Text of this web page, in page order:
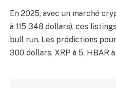
En 2025, avec un marché
à 115 348 dollars), ces
bull run. Les prédictions pour
300 dollars, XRP à 5, HBAR